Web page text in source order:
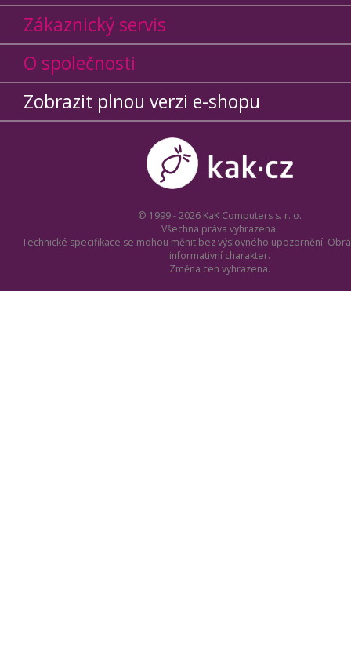
Zákaznický servis
O společnosti
Zobrazit plnou verzi e-shopu
© 1999 - 2026 KaK Computers s. r. o.
Všechna práva vyhrazena.
Technické specifikace se mohou měnit bez výslovného upozornění.
informativní charakter.
Změna cen vyhrazena.